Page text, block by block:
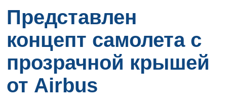
Представлен
концепт самолета с
прозрачной крышей
от Airbus